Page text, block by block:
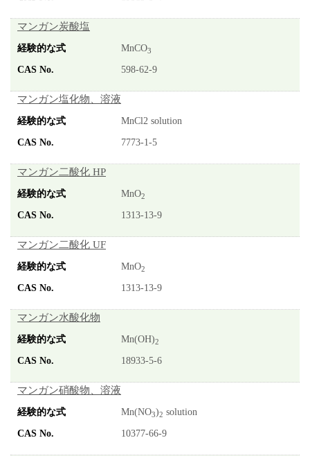
マンガン炭酸塩
MnCO3
598-62-9
マンガン塩化物、溶液
MnCl2 solution
7773-1-5
マンガン二酸化 HP
MnO2
1313-13-9
マンガン二酸化 UF
MnO2
1313-13-9
マンガン水酸化物
Mn(OH)2
18933-5-6
マンガン硝酸物、溶液
Mn(NO3)2 solution
10377-66-9